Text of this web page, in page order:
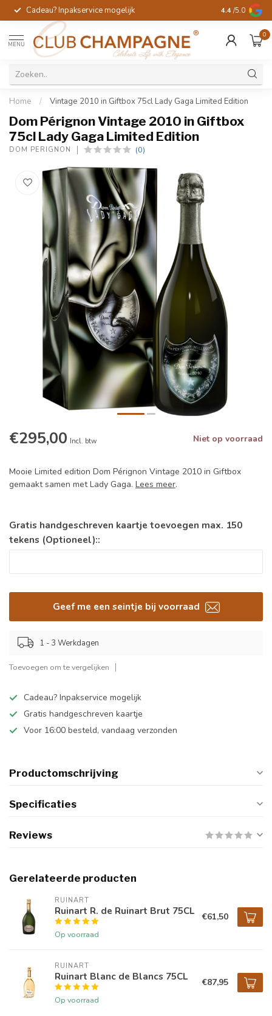
Cadeau? Inpakservice mogelijk Gratis
4.4 /5.0
MENU
0
Home / Vintage 2010 in Giftbox 75cl Lady Gaga Limited Edition
Dom Pérignon Vintage 2010 in Giftbox
75cl Lady Gaga Limited Edition
DOM PÉRIGNON (0)
€295,00 Incl. btw Niet op voorraad
Mooie Limited edition Dom Pérignon Vintage 2010 in Giftbox
gemaakt samen met Lady Gaga. Lees meer.
Gratis handgeschreven kaartje toevoegen max. 150
tekens (Optioneel)::
Geef me een seintje bij voorraad
1 - 3 Werkdagen
Toevoegen om te vergelijken
Cadeau? Inpakservice mogelijk
Gratis handgeschreven kaartje
Voor 16:00 besteld, vandaag verzonden
Productomschrijving
Specificaties
Reviews
Gerelateerde producten
RUINART
Ruinart R. de Ruinart Brut 75CL
Op voorraad
€61,50
RUINART
Ruinart Blanc de Blancs 75CL
Op voorraad
€87,95